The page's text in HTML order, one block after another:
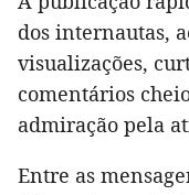
dos internautas,
visualizações,
comentários
admiração pela
Entre as